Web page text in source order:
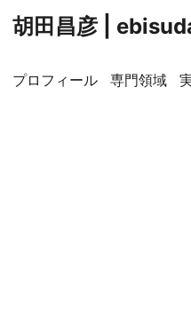
胡田昌彦 |
プロフィール 専門領域